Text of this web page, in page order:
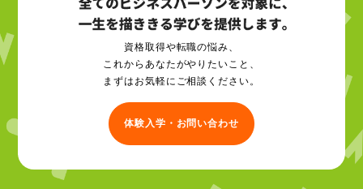
資格取得や転職の悩み、
これからあなたがやりたいこと、
まずはお気軽にご相談ください。
体験入学・お問い合わせ